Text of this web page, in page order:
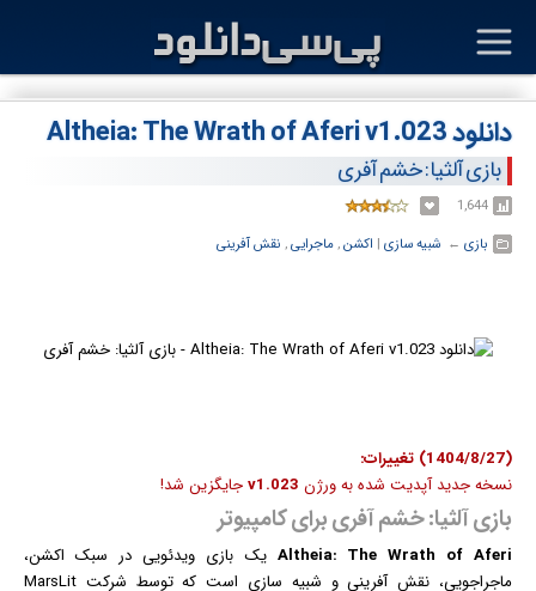
دانلود Altheia: The Wrath of Aferi v1.023
بازی آلثیا: خشم آفری
1,644
بازی ← ‏ شبیه سازی ‏| اکشن,ماجرایی, نقش آفرینی
(1404/8/27) تغییرات:
نسخه جدید آپدیت شده به ورژن v1.023جایگزین شد!
بازی آلثیا: خشم آفری برای کامپیوتر
Altheia: The Wrath of Aferi یک بازی ویدئویی در سبک اکشن،
ماجراجویی، نقش آفرینی و شبیه سازی است که توسط شرکت MarsLit